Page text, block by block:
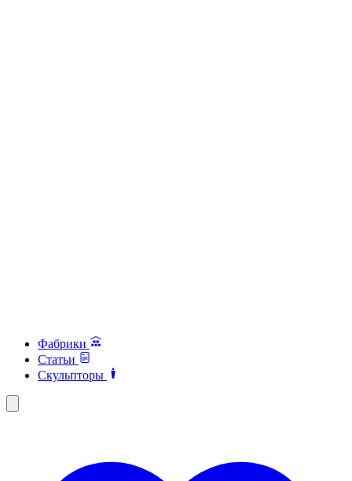
Фабрики
Статьи
Скульпторы